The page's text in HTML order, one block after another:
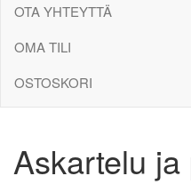
OTA YHTEYTTÄ
OMA TILI
OSTOSKORI
Askartelu